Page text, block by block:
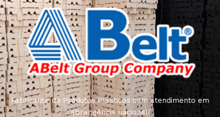
Fabricante de Produtos Plásticos com atendimento em
abrangência nacional!